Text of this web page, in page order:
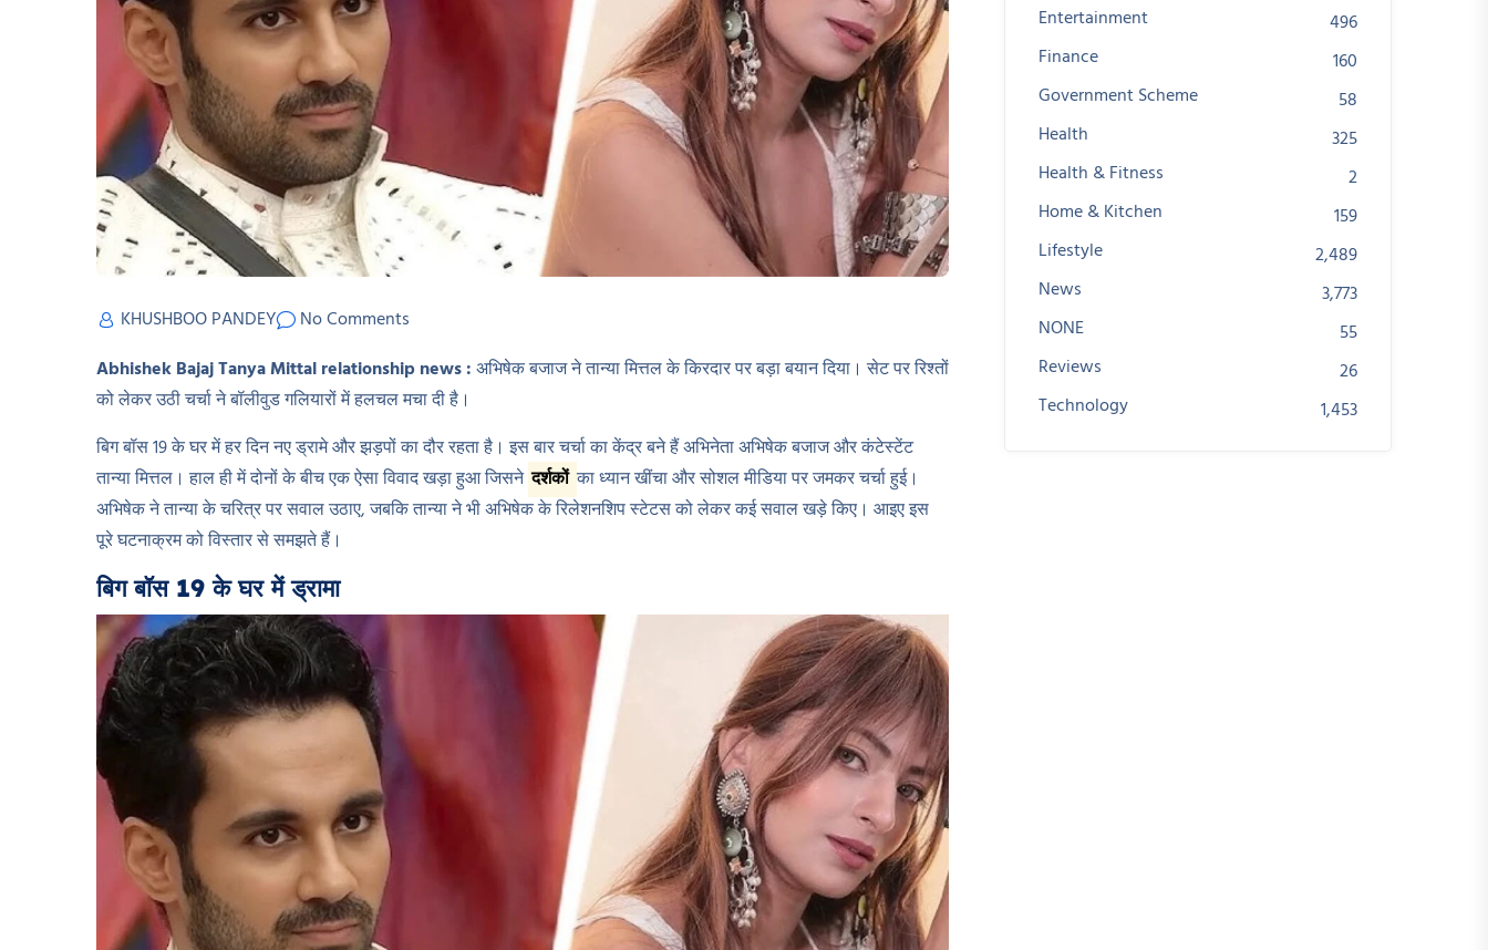
KHUSHBOO PANDEY
No Comments
Abhishek Bajaj Tanya Mittal relationship news :अभिषेक बजाज ने तान्या मित्तल के किरदार पर बड़ा बयान दिया। सेट पर रिश्तों
को लेकर उठी चर्चा ने बॉलीवुड गलियारों में हलचल मचा दी है।
बिग बॉस 19 के घर में हर दिन नए ड्रामे और झड़पों का दौर रहता है। इस बार चर्चा का केंद्र बने हैं अभिनेता अभिषेक बजाज और कंटेस्टेंट
तान्या मित्तल। हाल ही में दोनों के बीच एक ऐसा विवाद खड़ा हुआ जिसने दर्शकों का ध्यान खींचा और सोशल मीडिया पर जमकर चर्चा हुई।
अभिषेक ने तान्या के चरित्र पर सवाल उठाए, जबकि तान्या ने भी अभिषेक के रिलेशनशिप स्टेटस को लेकर कई सवाल खड़े किए। आइए इस
पूरे घटनाक्रम को विस्तार से समझते हैं।
बिग बॉस 19 के घर में ड्रामा
Entertainment
496
Finance
160
Government Scheme
58
Health
325
Health & Fitness
2
Home & Kitchen
159
Lifestyle
2,489
News
3,773
NONE
55
Reviews
26
Technology
1,453